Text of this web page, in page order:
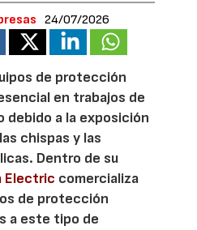
24/07/2026
de protección
en trabajos de
debido a la exposición
chispas y las
Dentro de su
Electric comercializa
de protección
a este tipo de